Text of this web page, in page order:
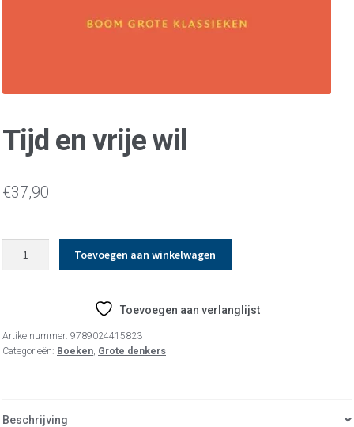
Tijd en vrije wil
€37,90
Toevoegen aan winkelwagen
Toevoegen aan verlanglijst
Artikelnummer: 9789024415823
Categorieën: Boeken, Grote denkers
Beschrijving